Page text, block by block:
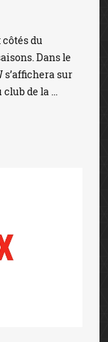
côtés du
Dans le
s’affichera sur
de la ...